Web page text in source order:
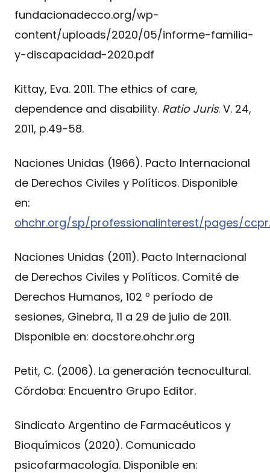
fundacionadecco.org/wp-
content/uploads/2020/05/informe-familia-
y-discapacidad-2020.pdf
Kittay, Eva. 2011. The ethics of care,
dependence and disability. Ratio Juris. V. 24,
2011, p.49-58.
Naciones Unidas (1966). Pacto Internacional
de Derechos Civiles y Políticos. Disponible
en:
ohchr.org/sp/professionalinterest/pages/
Naciones Unidas (2011). Pacto Internacional
de Derechos Civiles y Políticos. Comité de
Derechos Humanos, 102 º período de
sesiones, Ginebra, 11 a 29 de julio de 2011.
Disponible en: docstore.ohchr.org
Petit, C. (2006). La generación tecnocultural.
Córdoba: Encuentro Grupo Editor.
Sindicato Argentino de Farmacéuticos y
Bioquímicos (2020). Comunicado
psicofarmacología. Disponible en: